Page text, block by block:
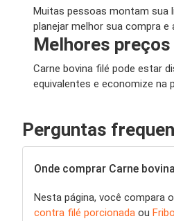
Muitas pessoas montam sua
planejar melhor sua compra
Melhores
Carne bovina filé pode estar
equivalentes e economize na
Perguntas
Onde comprar Carne
Nesta página, você compara
contra filé porcionada ou